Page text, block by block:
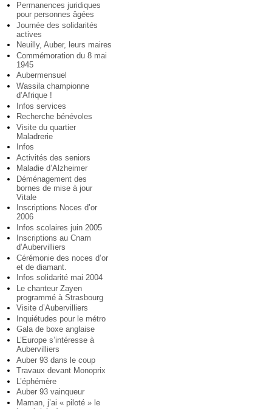
Permanences juridiques
pour personnes âgées
Journée des solidarités
actives
Neuilly, Auber, leurs maires
Commémoration du 8 mai
1945
Aubermensuel
Wassila championne
d’Afrique !
Infos services
Recherche bénévoles
Visite du quartier
Maladrerie
Infos
Activités des seniors
Maladie d’Alzheimer
Déménagement des
bornes de mise à jour
Vitale
Inscriptions Noces d’or
2006
Infos scolaires juin 2005
Inscriptions au Cnam
d’Aubervilliers
Cérémonie des noces d’or
et de diamant.
Infos solidarité mai 2004
Le chanteur Zayen
programmé à Strasbourg
Visite d’Aubervilliers
Inquiétudes pour le métro
Gala de boxe anglaise
L’Europe s’intéresse à
Aubervilliers
Auber 93 dans le coup
Travaux devant Monoprix
L’éphémère
Auber 93 vainqueur
Maman, j’ai « piloté » le